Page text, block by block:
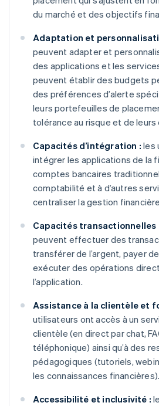
du marché et des objectifs
Adaptation et
peuvent adapter et
des applications et les
peuvent établir des budgets
des préférences d’alerte
leurs portefeuilles de
tolérance au risque et de
Capacités d’intégration : les
intégrer les applications de la
comptes bancaires
comptabilité et à d’autres
centraliser la gestion
Capacités transactionnelles
peuvent effectuer des
transférer de l’argent, payer
exécuter des opérations
l’application.
Assistance à la clientèle et
utilisateurs ont accès à un
clientèle (en direct par chat,
téléphonique) ainsi qu’à des
pédagogiques (tutoriels,
les connaissances financières).
Accessibilité et inclusivité :